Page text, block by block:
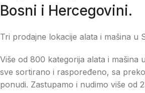
Bosni i Hercegovini.
Tri prodajne lokacije alata i mašina u
Više od 800 kategorija alata i mašina
sve sortirano i raspoređeno, sa
ponudi. Zastupamo i nudimo više od